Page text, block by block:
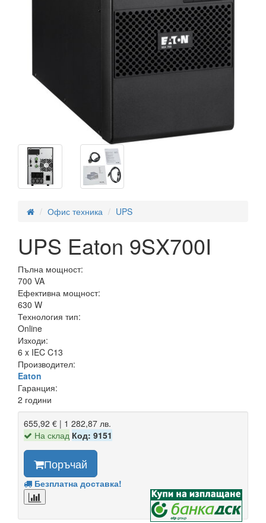
Офис техника UPS
UPS Eaton 9SX700I
Пълна мощност:
700 VA
Ефективна мощност:
630 W
Технология тип:
Online
Изходи:
6 x IEC C13
Производител:
Eaton
Гаранция:
2 години
655,92 € | 1 282,87 лв.
На склад Код: 9151
Поръчай
Безплатна доставка!